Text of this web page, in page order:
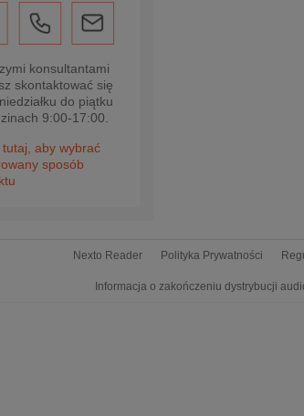
konsultantami
skontaktować się
do piątku
9:00-17:00.
tutaj, aby wybrać
sposób
Nexto Reader Polityka Prywatności
Informacja o zakończeniu dystrybucji